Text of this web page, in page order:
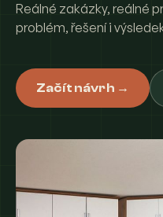
Reálné zakázky, reálné
problém, řešení i
Začít návrh →